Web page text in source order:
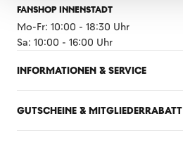
FANSHOP INNENSTADT
Mo-Fr: 10:00 - 18:30 Uhr
Sa: 10:00 - 16:00 Uhr
INFORMATIONEN & SERVICE
GUTSCHEINE & MITGLIEDERRABATT